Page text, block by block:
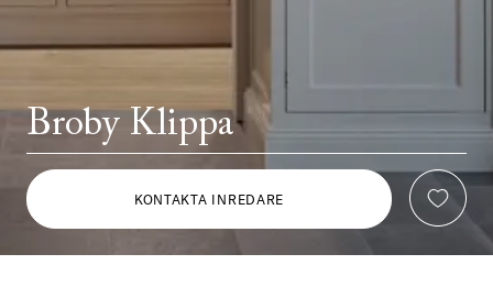
Broby Klippa
KONTAKTA INREDARE